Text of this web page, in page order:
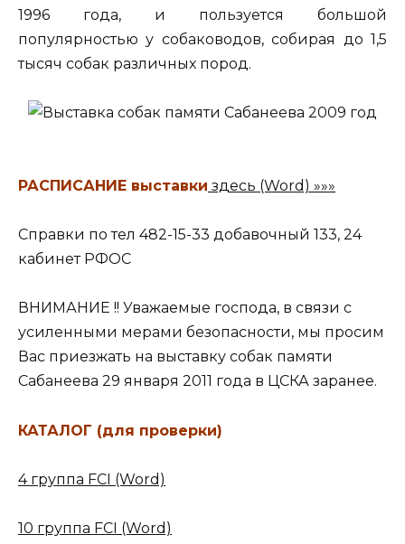
1996 года, и пользуется большой
популярностью у собаководов, собирая до 1,5
тысяч собак различных пород.
РАСПИСАНИЕ выставки здесь (Word) »»»
Справки по тел 482-15-33 добавочный 133, 24
кабинет РФОС
ВНИМАНИЕ !! Уважаемые господа, в связи с
усиленными мерами безопасности, мы просим
Вас приезжать на выставку собак памяти
Сабанеева 29 января 2011 года в ЦСКА заранее.
КАТАЛОГ (для проверки)
4 группа FCI (Word)
10 группа FCI (Word)